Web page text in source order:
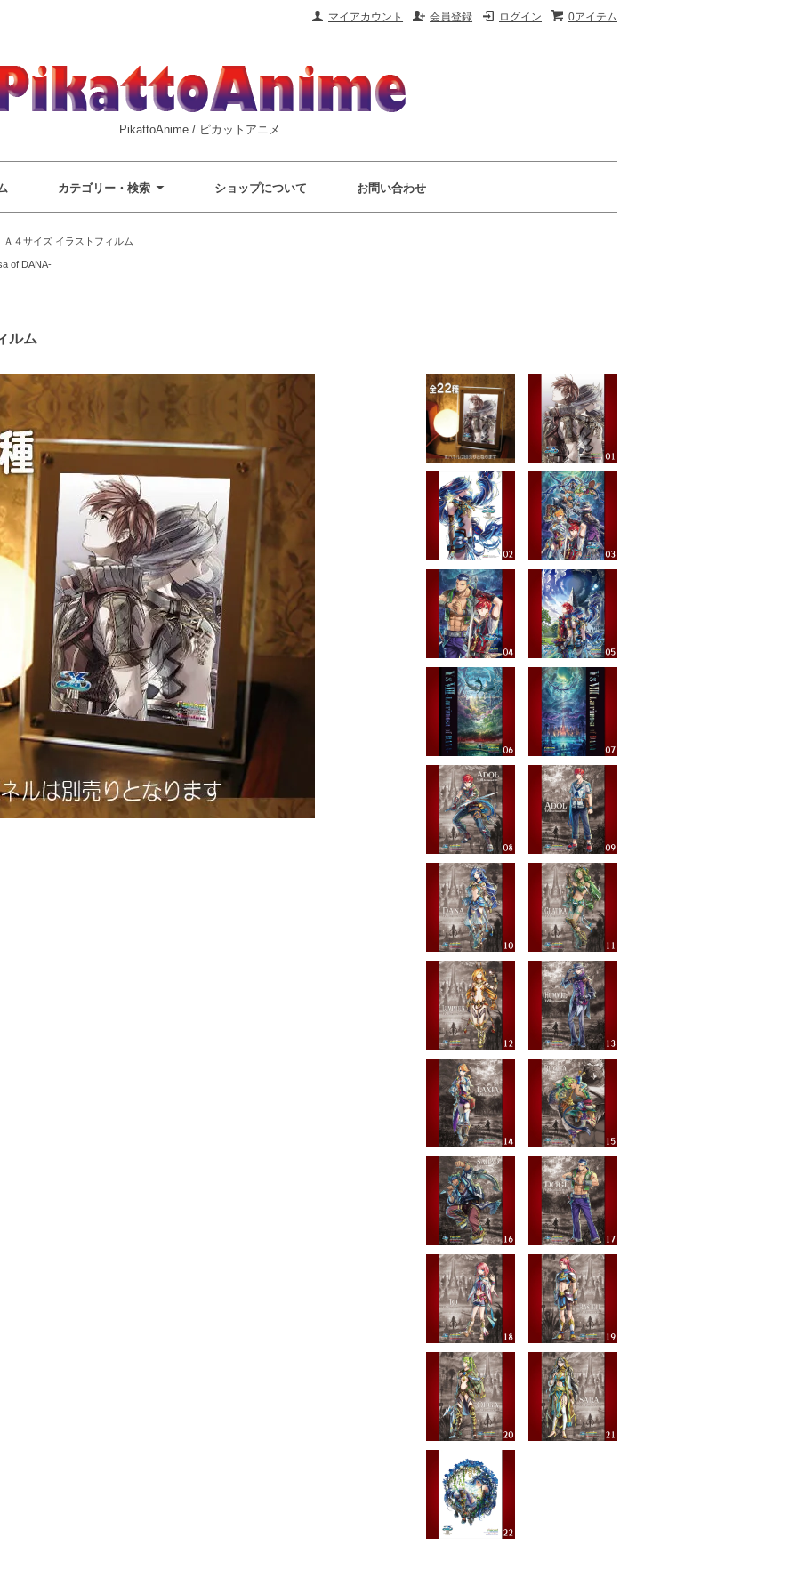
0アイテム
ログイン
会員登録
マイアカウント
PikattoAnime / ピカットアニメ
カテゴリー・検索 ショップについて お問い合わせ
Ａ４サイズ イラストフィルム
of DANA-
ルム